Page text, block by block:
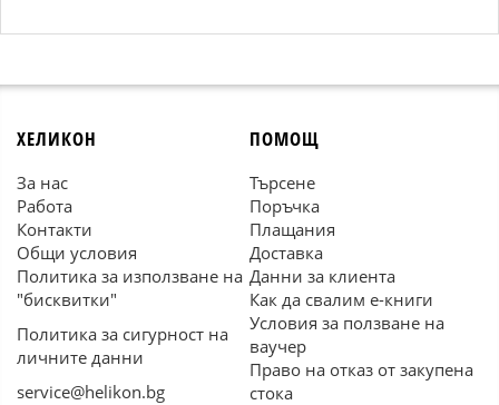
ХЕЛИКОН
За нас
Работа
Контакти
Общи условия
Политика за използване на
"бисквитки"
Политика за сигурност на
личните данни
service@helikon.bg
ПОМОЩ
Търсене
Поръчка
Плащания
Доставка
Данни за клиента
Как да свалим е-книги
Условия за ползване на
ваучер
Право на отказ от закупена
стока